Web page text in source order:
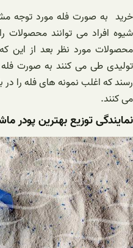
خرید به صورت فله مورد توجه
شیوه افراد می توانند محصولات
محصولات مورد نظر بعد از این
تولیدی طی می کنند به صورت
رسند که اغلب نمونه های فله را
می کنند.
نمایندگی توزیع بهترین پودر